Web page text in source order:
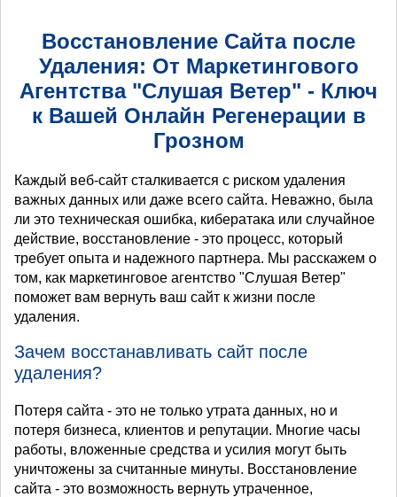
Восстановление Сайта после
Удаления: От Маркетингового
Агентства "Слушая Ветер" - Ключ
к Вашей Онлайн Регенерации в
Грозном
Каждый веб-сайт сталкивается с риском удаления
важных данных или даже всего сайта. Неважно, была
ли это техническая ошибка, кибератака или случайное
действие, восстановление - это процесс, который
требует опыта и надежного партнера. Мы расскажем о
том, как маркетинговое агентство "Слушая Ветер"
поможет вам вернуть ваш сайт к жизни после
удаления.
Зачем восстанавливать сайт после
удаления?
Потеря сайта - это не только утрата данных, но и
потеря бизнеса, клиентов и репутации. Многие часы
работы, вложенные средства и усилия могут быть
уничтожены за считанные минуты. Восстановление
сайта - это возможность вернуть утраченное,